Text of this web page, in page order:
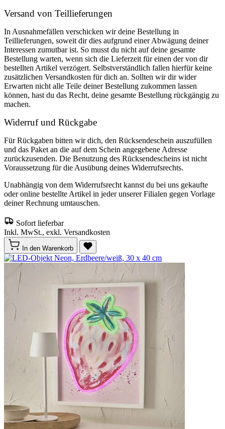
Versand von Teillieferungen
In Ausnahmefällen verschicken wir deine Bestellung in
Teillieferungen, soweit dir dies aufgrund einer Abwägung deiner
Interessen zumutbar ist. So musst du nicht auf deine gesamte
Bestellung warten, wenn sich die Lieferzeit für einen der von dir
bestellten Artikel verzögert. Selbstverständlich fallen hierfür keine
zusätzlichen Versandkosten für dich an. Sollten wir dir wider
Erwarten nicht alle Teile deiner Bestellung zukommen lassen
können, hast du das Recht, deine gesamte Bestellung rückgängig zu
machen.
Widerruf und Rückgabe
Für Rückgaben bitten wir dich, den Rücksendeschein auszufüllen
und das Paket an die auf dem Schein angegebene Adresse
zurückzusenden. Die Benutzung des Rücksendescheins ist nicht
Voraussetzung für die Ausübung deines Widerrufsrechts.
Unabhängig von dem Widerrufsrecht kannst du bei uns gekaufte
oder online bestellte Artikel in jeder unserer Filialen gegen Vorlage
deiner Rechnung umtauschen.
Sofort lieferbar
Inkl. MwSt., exkl. Versandkosten
In den Warenkorb